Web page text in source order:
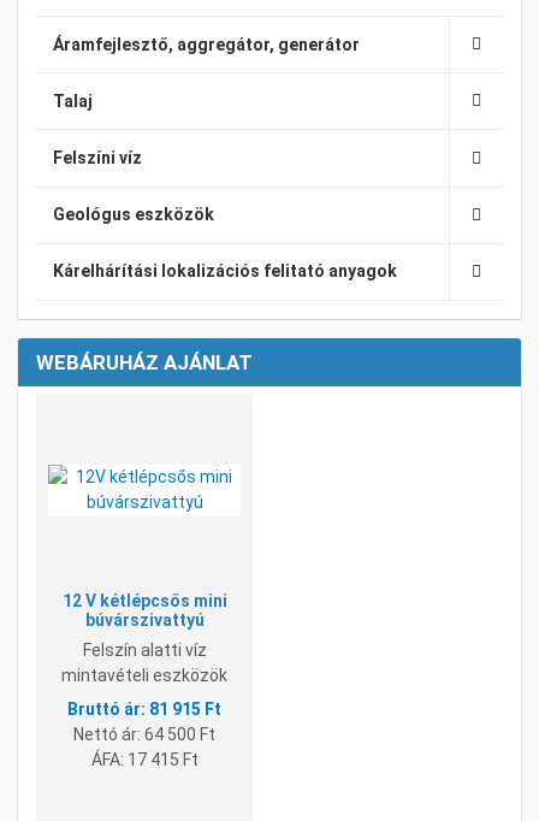
Áramfejlesztő, aggregátor, generátor
Talaj
Felszíni víz
Geológus eszközök
Kárelhárítási lokalizációs felitató anyagok
WEBÁRUHÁZ AJÁNLAT
12 V kétlépcsős mini
búvárszivattyú
Felszín alatti víz
mintavételi eszközök
81 915 Ft
Nettó ár: 64 500 Ft
ÁFA: 17 415 Ft